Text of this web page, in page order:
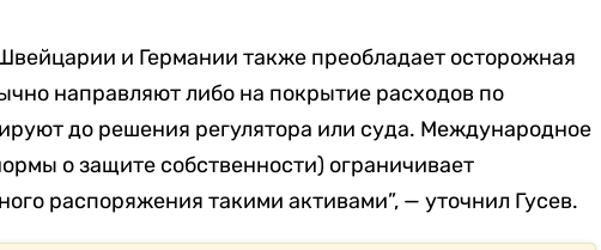
и Германии также преобладает осторожная
направляют либо на покрытие расходов по
до решения регулятора или суда. Международное
о защите собственности) ограничивает
распоряжения такими активами”, — уточнил Гусев.